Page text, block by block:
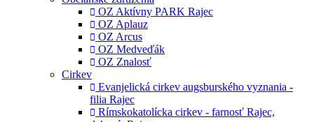
OZ Aktívny PARK Rajec
OZ Aplauz
OZ Arcus
OZ Medveďák
OZ Znalosť
Cirkev
Evanjelická cirkev augsburského vyznania -
filia Rajec
Rímskokatolícka cirkev - farnosť Rajec,